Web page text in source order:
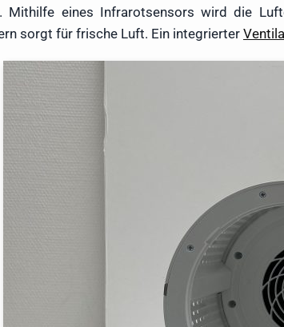
Mithilfe eines Infrarotsensors wird die
sorgt für frische Luft. Ein integrierter